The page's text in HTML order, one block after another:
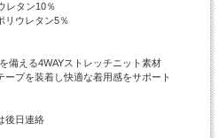
レタン10％
ウレタン5％
備える4WAYストレッチニット素材
プを装着し快適な着用感をサポート
後日連絡